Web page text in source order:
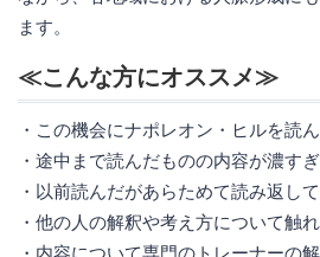
ます。
≪こんな方にオススメ≫
・この機会にナポレオン・ヒルを読ん
・途中まで読んだものの内容が濃すぎ
・以前読んだがあらためて読み返し
・他の人の解釈や考え方について触れ